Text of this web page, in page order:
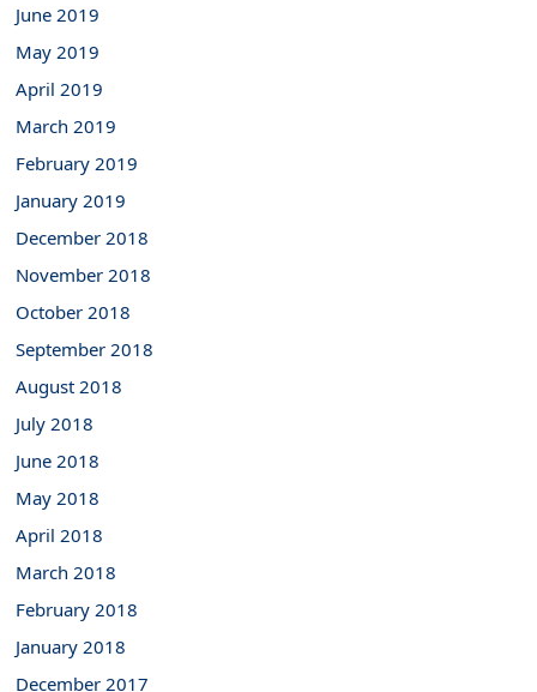
June 2019
May 2019
April 2019
March 2019
February 2019
January 2019
December 2018
November 2018
October 2018
September 2018
August 2018
July 2018
June 2018
May 2018
April 2018
March 2018
February 2018
January 2018
December 2017